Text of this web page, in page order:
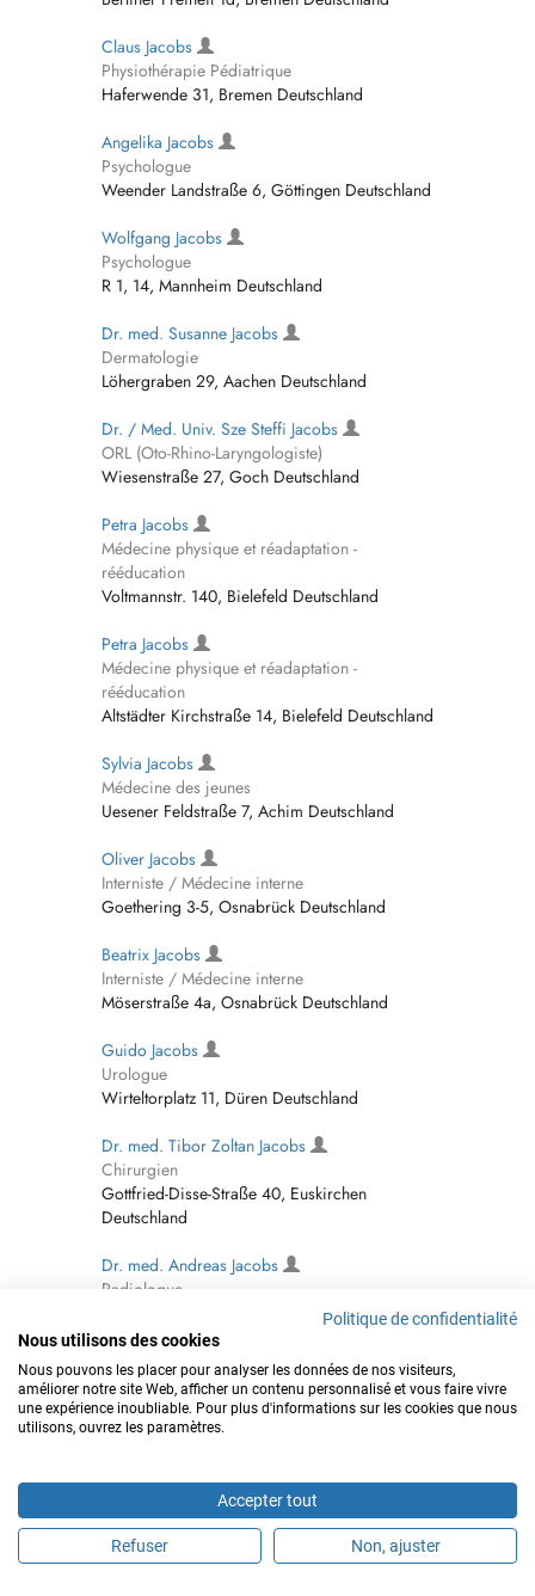
Claus Jacobs
Physiothérapie Pédiatrique
Haferwende 31, Bremen Deutschland
Angelika Jacobs
Psychologue
Weender Landstraße 6, Göttingen Deutschland
Wolfgang Jacobs
Psychologue
R 1, 14, Mannheim Deutschland
Dr. med. Susanne Jacobs
Dermatologie
Löhergraben 29, Aachen Deutschland
Dr. / Med. Univ. Sze Steffi Jacobs
ORL (Oto-Rhino-Laryngologiste)
Wiesenstraße 27, Goch Deutschland
Petra Jacobs
Médecine physique et réadaptation -
rééducation
Voltmannstr. 140, Bielefeld Deutschland
Petra Jacobs
Médecine physique et réadaptation -
rééducation
Altstädter Kirchstraße 14, Bielefeld Deutschland
Sylvia Jacobs
Médecine des jeunes
Uesener Feldstraße 7, Achim Deutschland
Oliver Jacobs
Interniste / Médecine interne
Goethering 3-5, Osnabrück Deutschland
Beatrix Jacobs
Interniste / Médecine interne
Möserstraße 4a, Osnabrück Deutschland
Guido Jacobs
Urologue
Wirteltorplatz 11, Düren Deutschland
Dr. med. Tibor Zoltan Jacobs
Chirurgien
Gottfried-Disse-Straße 40, Euskirchen
Deutschland
Dr. med. Andreas Jacobs
Radiologue
Klosterstraße 2, Bergheim Deutschland
Dr. med. Eberhard Jacobs
Anesthésiste
Tenholter Straße 43, Erkelenz Deutschland
Interniste / Médecine interne
Kaiserstraße 88, Siegburg Deutschland
Dr. med. Berit Jacobs
Politique de confidentialité
Nous utilisons des cookies
Nous pouvons les placer pour analyser les données de nos visiteurs,
améliorer notre site Web, afficher un contenu personnalisé et vous faire vivre
une expérience inoubliable. Pour plus d'informations sur les cookies que nous
utilisons, ouvrez les paramètres.
Accepter tout
Refuser Non, ajuster